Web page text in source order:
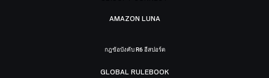
AMAZON LUNA
กฎข้อบังคับ R6 อีสปอร์ต
GLOBAL RULEBOOK